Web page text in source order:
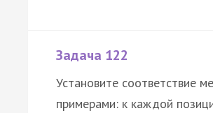
Задача 122
Установите соответствие
примерами: к каждой